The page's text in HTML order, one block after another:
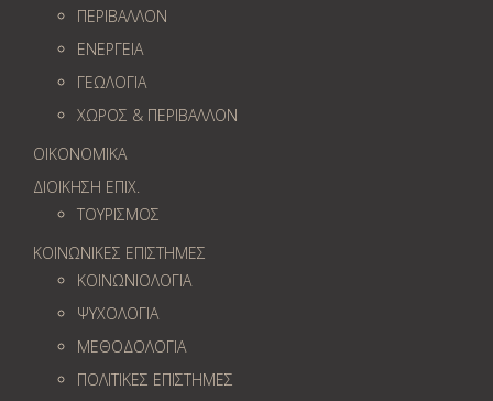
ΠΕΡΙΒΑΛΛΟΝ
ΕΝΕΡΓΕΙΑ
ΓΕΩΛOΓΙΑ
ΧΩΡΟΣ & ΠΕΡΙΒΑΛΛΟΝ
ΟΙΚΟΝΟΜΙΚΑ
ΔΙΟΙΚΗΣΗ ΕΠΙΧ.
ΤΟΥΡΙΣΜΟΣ
ΚΟΙΝΩΝΙΚΕΣ ΕΠΙΣΤΗΜΕΣ
ΚΟΙΝΩΝΙΟΛΟΓΙΑ
ΨΥΧΟΛΟΓΙΑ
ΜΕΘΟΔΟΛΟΓΙΑ
ΠΟΛΙΤΙΚΕΣ ΕΠΙΣΤΗΜΕΣ